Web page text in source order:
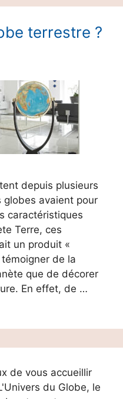
terrestre ?
depuis plusieurs
globes avaient pour
caractéristiques
Terre, ces
un produit «
de la
que de décorer
En effet, de …
de vous accueillir
du Globe, le